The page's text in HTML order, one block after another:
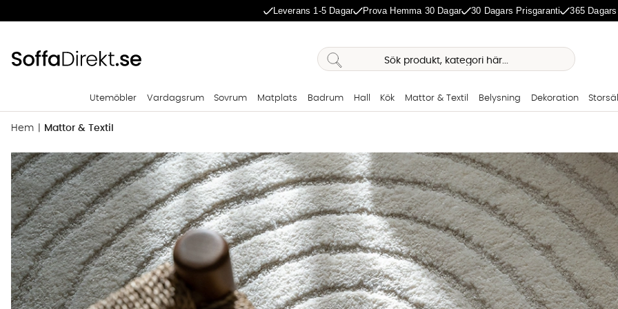
Leverans 1-5 Dagar Prova Hemma 30 Dagar 30 Dagars Prisgaranti 365
Utemöbler Vardagsrum Sovrum Matplats Badrum Hall Kök Mattor & Textil Belysning Dekoration
Hem Mattor & Textil